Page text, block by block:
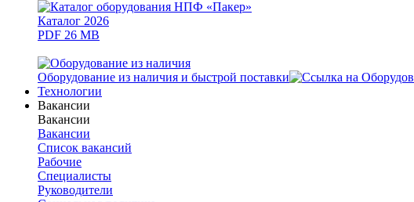
Каталог 2026
PDF 26 MB
Оборудование из наличия и быстрой поставки
Технологии
Вакансии
Вакансии
Вакансии
Список вакансий
Рабочие
Специалисты
Руководители